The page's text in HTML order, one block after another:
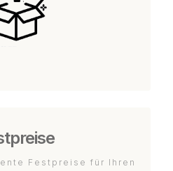
Festpreise für Ihren